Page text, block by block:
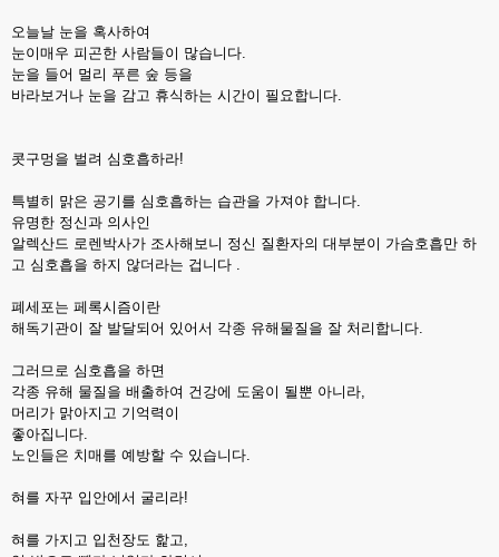
오늘날 눈을 혹사하여
눈이매우 피곤한 사람들이 많습니다.
눈을 들어 멀리 푸른 숲 등을
바라보거나 눈을 감고 휴식하는 시간이 필요합니다.
콧구멍을 벌려 심호흡하라!
특별히 맑은 공기를 심호흡하는 습관을 가져야 합니다.
유명한 정신과 의사인
알렉산드 로렌박사가 조사해보니 정신 질환자의 대부분이 가슴호흡만 하
고 심호흡을 하지 않더라는 겁니다 .
폐세포는 페록시즘이란
해독기관이 잘 발달되어 있어서 각종 유해물질을 잘 처리합니다.
그러므로 심호흡을 하면
각종 유해 물질을 배출하여 건강에 도움이 될뿐 아니라,
머리가 맑아지고 기억력이
좋아집니다.
노인들은 치매를 예방할 수 있습니다.
혀를 자꾸 입안에서 굴리라!
혀를 가지고 입천장도 핥고,